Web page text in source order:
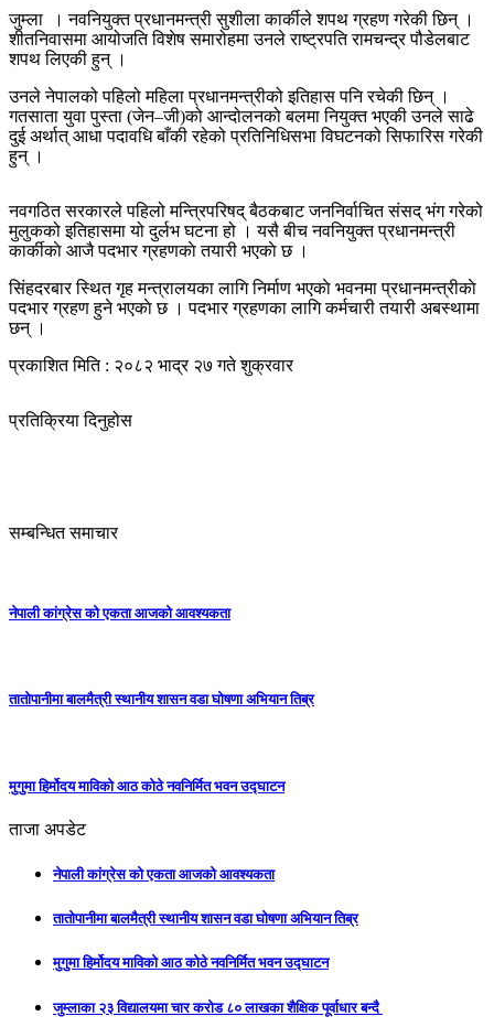
जुम्ला । नवनियुक्त प्रधानमन्त्री सुशीला कार्कीले शपथ ग्रहण गरेकी छिन् ।
शीतनिवासमा आयोजति विशेष समारोहमा उनले राष्ट्रपति रामचन्द्र पौडेलबाट
शपथ लिएकी हुन् ।
उनले नेपालको पहिलो महिला प्रधानमन्त्रीको इतिहास पनि रचेकी छिन् ।
गतसाता युवा पुस्ता (जेन–जी)को आन्दोलनको बलमा नियुक्त भएकी उनले साढे
दुई अर्थात् आधा पदावधि बाँकी रहेको प्रतिनिधिसभा विघटनको सिफारिस गरेकी
हुन् ।
नवगठित सरकारले पहिलो मन्त्रिपरिषद् बैठकबाट जननिर्वाचित संसद् भंग गरेको
मुलुकको इतिहासमा यो दुर्लभ घटना हो । यसै बीच नवनियुक्त प्रधानमन्त्री
कार्कीकाे आजै पदभार ग्रहणकाे तयारी भएकाे छ ।
सिंहदरबार स्थित गृह मन्त्रालयका लागि निर्माण भएकाे भवनमा प्रधानमन्त्रीकाे
पदभार ग्रहण हुने भएकाे छ । पदभार ग्रहणका लागि कर्मचारी तयारी अबस्थामा
छन् ।
प्रकाशित मिति : २०८२ भाद्र २७ गते शुक्रवार
प्रतिक्रिया दिनुहोस
सम्बन्धित समाचार
नेपाली कांग्रेस को एकता आजको आवश्यकता
तातोपानीमा बालमैत्री स्थानीय शासन वडा घोषणा अभियान तिब्र
मुगुमा हिर्मोदय माविको आठ कोठे नवनिर्मित भवन उद्घाटन
ताजा अपडेट
नेपाली कांग्रेस को एकता आजको आवश्यकता
तातोपानीमा बालमैत्री स्थानीय शासन वडा घोषणा अभियान तिब्र
मुगुमा हिर्मोदय माविको आठ कोठे नवनिर्मित भवन उद्घाटन
जुम्लाका २३ विद्यालयमा चार करोड ८० लाखका शैक्षिक पूर्वाधार बन्दै